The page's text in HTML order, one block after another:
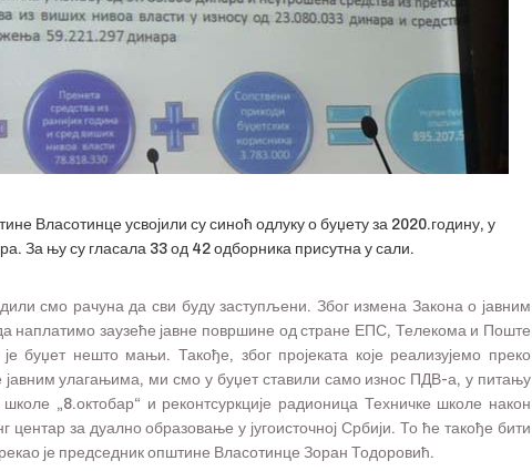
Власотинце усвојили су синоћ одлуку о буџету за 2020.годину, у
За њу су гласала 33 од 42 одборника присутна у сали.
смо рачуна да сви буду заступљени. Због измена Закона о јавним
наплатимо заузеће јавне површине од стране ЕПС, Телекома и Поште
буџет нешто мањи. Такође, због пројеката које реализујемо преко
улагањима, ми смо у буџет ставили само износ ПДВ-а, у питању
школе „8.октобар“ и реконтсуркције радионица Техничке школе након
центар за дуално образовање у југоисточној Србији. То ће такође бити
је председник општине Власотинце Зоран Тодоровић.